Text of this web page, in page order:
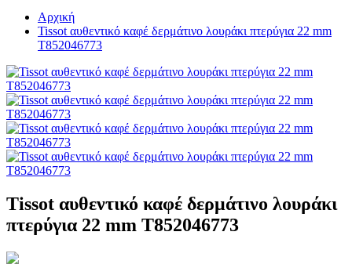
Αρχική
Tissot αυθεντικό καφέ δερμάτινο λουράκι πτερύγια 22 mm
T852046773
Tissot αυθεντικό καφέ δερμάτινο λουράκι
πτερύγια 22 mm T852046773